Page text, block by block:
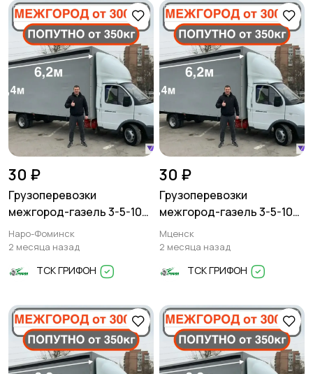
30 ₽
Грузоперевозки
межгород-газель 3-5-10
тонн
Наро-Фоминск
2 месяца назад
ТСК ГРИФОН
30 ₽
Грузоперевозки
межгород-газель 3-5-10
тонн
Мценск
2 месяца назад
ТСК ГРИФОН